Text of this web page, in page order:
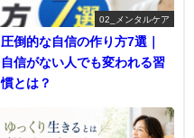
02_メンタルケア
圧倒的な自信の作り方7選｜
自信がない人でも変われる習
慣とは？